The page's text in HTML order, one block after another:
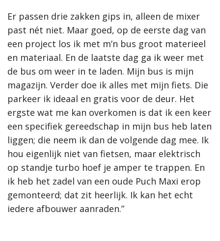
Er passen drie zakken gips in, alleen de mixer
past nét niet. Maar goed, op de eerste dag van
een project los ik met m’n bus groot materieel
en materiaal. En de laatste dag ga ik weer met
de bus om weer in te laden. Mijn bus is mijn
magazijn. Verder doe ik alles met mijn fiets. Die
parkeer ik ideaal en gratis voor de deur. Het
ergste wat me kan overkomen is dat ik een keer
een specifiek gereedschap in mijn bus heb laten
liggen; die neem ik dan de volgende dag mee. Ik
hou eigenlijk niet van fietsen, maar elektrisch
op standje turbo hoef je amper te trappen. En
ik heb het zadel van een oude Puch Maxi erop
gemonteerd; dat zit heerlijk. Ik kan het echt
iedere afbouwer aanraden.”